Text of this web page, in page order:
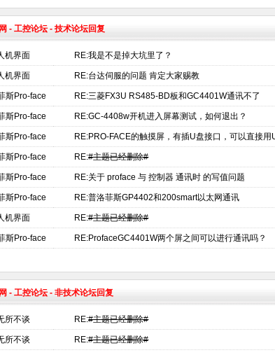
- 工控论坛- 技术论坛回复
机界面 RE:我是不是掉大坑里了？
机界面 RE:台达伺服的问题 肯定大家赐教
斯Pro-face RE:三菱FX3U RS485-BD板和GC4401W通讯不了
斯Pro-face RE:GC-4408w开机进入屏幕测试，如何退出？
斯Pro-face RE:PRO-FACE的触摸屏，有插U盘接口，可以直接
斯Pro-face RE:#主题已经删除#
斯Pro-face RE:关于 proface 与 控制器 通讯时 的写值问题
斯Pro-face RE:普洛菲斯GP4402和200smart以太网通讯
机界面 RE:#主题已经删除#
斯Pro-face RE:ProfaceGC4401W两个屏之间可以进行通讯吗？
- 工控论坛- 非技术论坛回复
所不谈 RE:#主题已经删除#
所不谈 RE:#主题已经删除#